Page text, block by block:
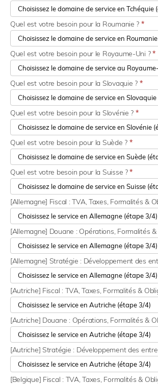
Quel est votre besoin pour la Roumanie ? *
Quel est votre besoin pour le Royaume-Uni ?*
Quel est votre besoin pour la Slovaquie ? *
Quel est votre besoin pour la Slovénie ? *
Quel est votre besoin pour la Suède ? *
Quel est votre besoin pour la Suisse ?*
[Allemagne] Fiscal : TVA, Taxes, Formalités &
[Allemagne] Douane : Opérations, Formalités
[Allemagne] Stratégie : Développement des
[Autriche] Fiscal : TVA, Taxes, Formalités &
[Autriche] Douane : Opérations, Formalités &
[Autriche] Stratégie : Développement des
[Belgique] Fiscal : TVA, Taxes, Formalités &